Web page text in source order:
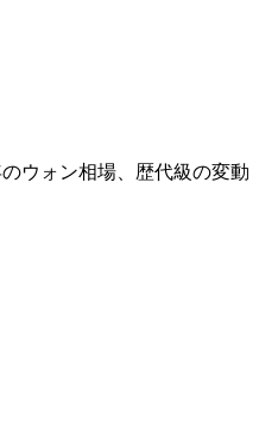
ウォン相場、歴代級の変動